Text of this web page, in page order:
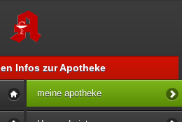
Infos zur Apotheke
meine apotheke